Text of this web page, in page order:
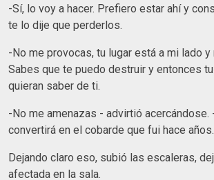
-Sí, lo voy a hacer. Prefiero estar ahí y
te lo dije que perderlos.
-No me provocas, tu lugar está a mi lado y
Sabes que te puedo destruir y entonces
quieran saber de ti.
-No me amenazas - advirtió acercándose.
convertirá en el cobarde que fui hace años.
Dejando claro eso, subió las escaleras,
afectada en la sala.